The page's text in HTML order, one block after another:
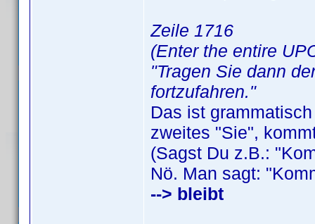
Zeile 1716
(Enter the entire
"Tragen Sie dann
fortzufahren."
Das ist
zweites "Sie",
(Sagst Du z.B.:
Nö. Man sagt:
--> bleibt